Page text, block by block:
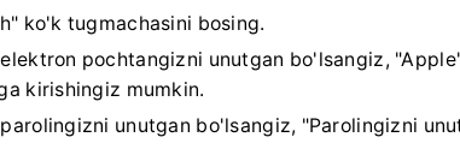
ko'k tugmachasini bosing.
pochtangizni unutgan bo'lsangiz,
kirishingiz mumkin.
unutgan bo'lsangiz, "Parolingizni